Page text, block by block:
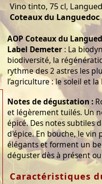
Vino tinto, 75 cl,
Coteaux du Languedoc
AOP Coteaux du
Label Demeter : La
biodiversité, la
rythme des 2 astres les
l’agriculture : le soleil et
Notes de dégustation :
et légèrement tuilés. Un
épicé. Des notes subtiles
d'épice. En bouche, le vin
élégants et forment un
déguster dès à présent
Caractéristiques